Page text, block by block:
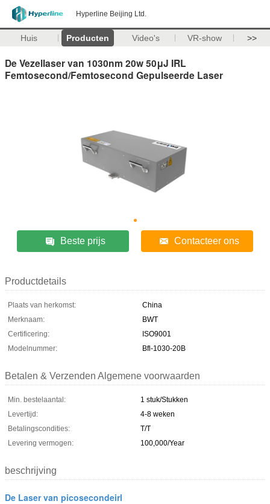
Hyperline Beijing Ltd.
Huis Producten Video's VR-show >>
De Vezellaser van 1030nm 20w 50μJ IRL
Femtosecond/Femtosecond Gepulseerde Laser
Beste prijs Contacteer ons
Productdetails
Plaats van herkomst:
China
Merknaam:
BWT
Certificering:
ISO9001
Modelnummer:
Bfl-1030-20B
Betalen & Verzenden Algemene voorwaarden
Min. bestelaantal:
1 stuk/Stukken
Levertijd:
4-8 weken
Betalingscondities:
T/T
Levering vermogen:
100,000/Year
beschrijving
De Laser van picosecondeirl